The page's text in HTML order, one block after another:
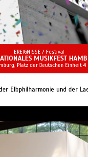
EREIGNISSE / Festival
MUSIKFEST
Platz der Deutschen Einheit 4
Elbphilharmonie und der